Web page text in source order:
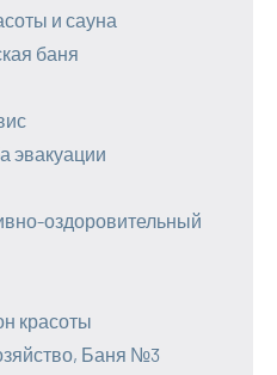
и сауна
баня
эвакуации
оздоровительный
красоты
Баня №3